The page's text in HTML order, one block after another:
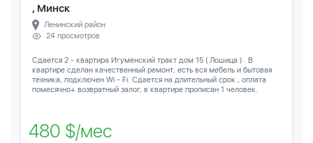
, Минск
Ленинский район
24 просмотров
Сдается 2 - квартира Игуменский тракт дом 15 ( Лошица ) . В
квартире сделан качественный ремонт, есть вся мебель и бытовая
техника, подключен Wi - Fi. Сдается на длительный срок , оплата
помесячно+ возвратный залог, в квартире прописан 1 человек.
480 $/мес